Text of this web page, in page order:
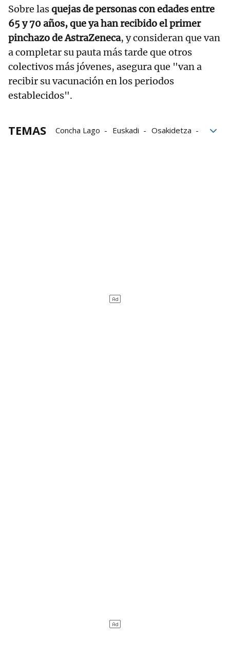
Sobre lasquejas de personas con edades entre
65 y 70 años, que ya han recibido el primer
pinchazo de AstraZeneca, y consideran que van
a completar su pauta más tarde que otros
colectivos más jóvenes, asegura que "van a
recibir su vacunación en los periodos
establecidos".
TEMAS Concha Lago Euskadi
Osakidetza